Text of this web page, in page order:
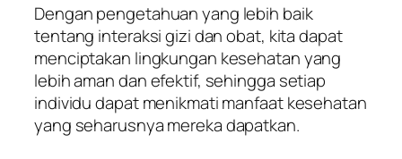
Dengan pengetahuan yang lebih baik
tentang interaksi gizi dan obat, kita dapat
menciptakan lingkungan kesehatan yang
lebih aman dan efektif, sehingga setiap
individu dapat menikmati manfaat kesehatan
yang seharusnya mereka dapatkan.